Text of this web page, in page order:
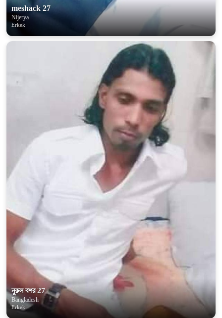
meshack 27
Nijerya
Erkek
নুরুল বশর 27
Bangladesh
Erkek